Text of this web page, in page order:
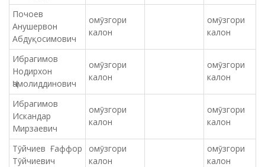
Почоев
Анушервон
Абдуқосимович
омӯзгори
калон
омӯзгори
калон
Ибрагимов
Нодирхон
Ҷамолиддинович
омӯзгори
калон
омӯзгори
калон
Ибрагимов
Искандар
Мирзаевич
омӯзгори
калон
омӯзгори
калон
Тӯйчиев Ғаффор
Тӯйчиевич
омӯзгори
калон
омӯзгори
калон